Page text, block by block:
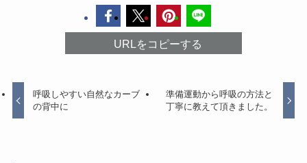
URLをコピーする
呼吸しやすい自然なカーブ
の背中に
準備運動から呼吸の方法と
丁寧に教えて頂きました。